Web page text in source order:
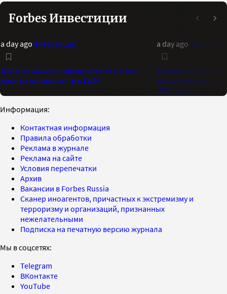
Forbes Инвестиции
a day agoИнвестиции
Цены на золото подскочили на слабых
данных по занятости в США
a day ago
Индикатор Bank of
максимальный
2021 года
Информация:
Контактная информация
Правила обработки
Реклама в журнале
Реклама на сайте
Условия перепечатки
Архив
Вакансии в Forbes Russia
Сканер иноагентов, причастных к экстремизму и
терроризму и организаций, признанных
нежелательными
Подписка на печатную версию журнала
Мы в соцсетях:
Telegram
ВКонтакте
YouTube